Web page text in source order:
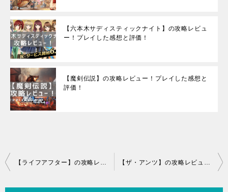
【六本木サディスティックナイト】の攻略レビュ
ー！プレイした感想と評価！
【魔剣伝説】の攻略レビュー！プレイした感想と
評価！
投
【ライフアフター】の攻略レビュー！プレイした感想と評価！ 【ザ・アンツ】の攻略レビュー！プレイした感想と評価！